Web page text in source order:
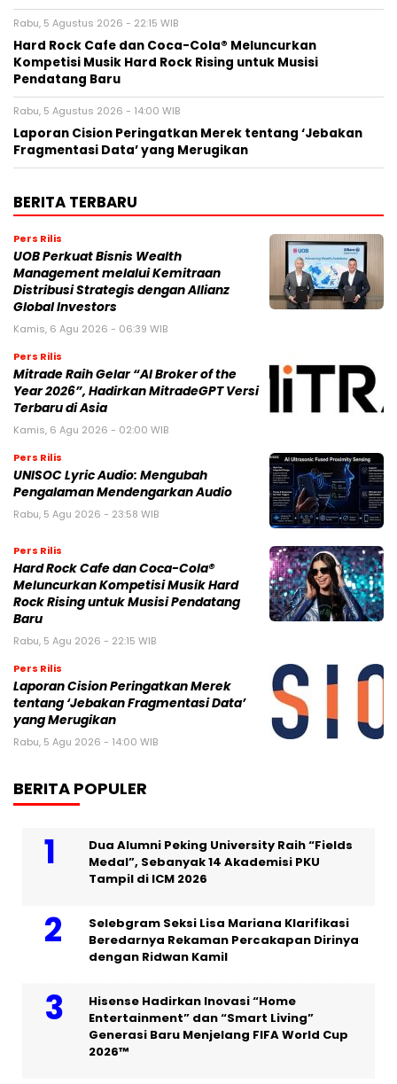
Rabu, 5 Agustus 2026 - 22:15 WIB
Hard Rock Cafe dan Coca-Cola® Meluncurkan
Kompetisi Musik Hard Rock Rising untuk Musisi
Pendatang Baru
Rabu, 5 Agustus 2026 - 14:00 WIB
Laporan Cision Peringatkan Merek tentang ‘Jebakan
Fragmentasi Data’ yang Merugikan
BERITA TERBARU
Pers Rilis
UOB Perkuat Bisnis Wealth
Management melalui Kemitraan
Distribusi Strategis dengan Allianz
Global Investors
Kamis, 6 Agu 2026 - 06:39 WIB
Pers Rilis
Mitrade Raih Gelar “AI Broker of the
Year 2026”, Hadirkan MitradeGPT Versi
Terbaru di Asia
Kamis, 6 Agu 2026 - 02:00 WIB
Pers Rilis
UNISOC Lyric Audio: Mengubah
Pengalaman Mendengarkan Audio
Rabu, 5 Agu 2026 - 23:58 WIB
Pers Rilis
Hard Rock Cafe dan Coca-Cola®
Meluncurkan Kompetisi Musik Hard
Rock Rising untuk Musisi Pendatang
Baru
Rabu, 5 Agu 2026 - 22:15 WIB
Pers Rilis
Laporan Cision Peringatkan Merek
tentang ‘Jebakan Fragmentasi Data’
yang Merugikan
Rabu, 5 Agu 2026 - 14:00 WIB
BERITA POPULER
Dua Alumni Peking University Raih “Fields
Medal”, Sebanyak 14 Akademisi PKU
Tampil di ICM 2026
Selebgram Seksi Lisa Mariana Klarifikasi
Beredarnya Rekaman Percakapan Dirinya
dengan Ridwan Kamil
Hisense Hadirkan Inovasi “Home
Entertainment” dan “Smart Living”
Generasi Baru Menjelang FIFA World Cup
2026™